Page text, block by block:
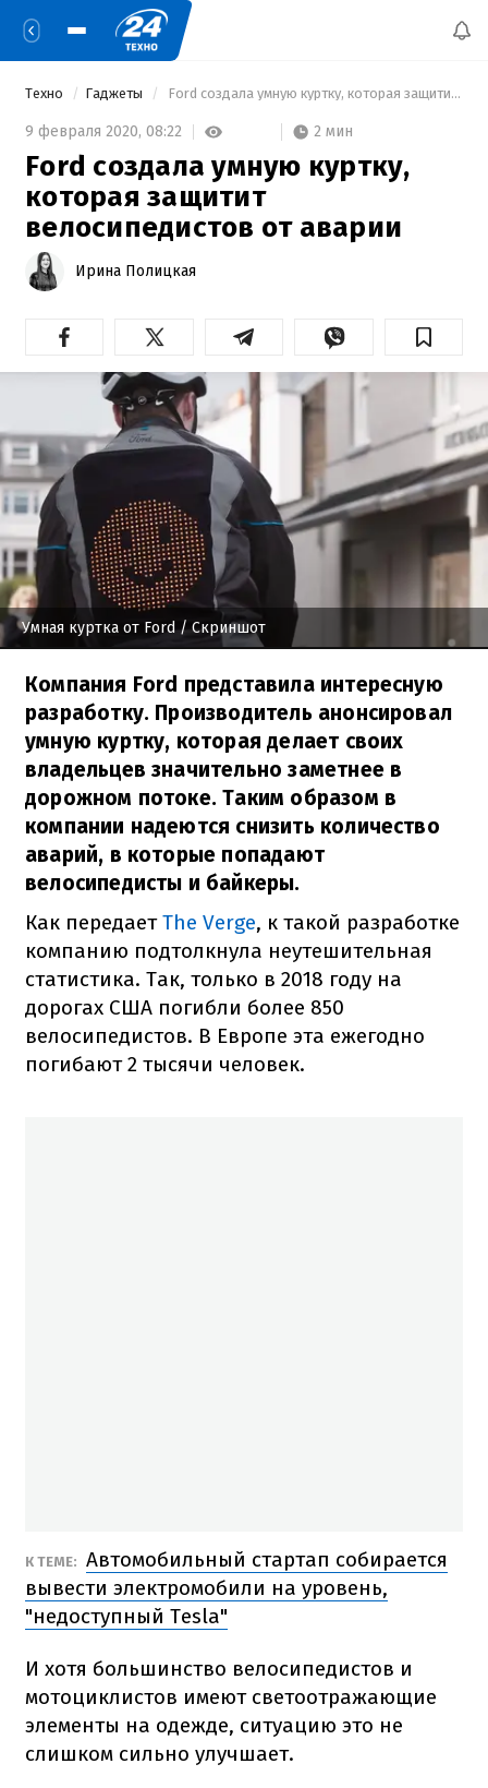
Техно Гаджеты Ford создала умную куртку, которая защитит велосипедистов от аварии
9 февраля 2020, 08:22 2 мин
Ford создала умную куртку,
которая защитит
велосипедистов от аварии
Ирина Полицкая
Умная куртка от Ford/ Скриншот
Компания Ford представила интересную
разработку. Производитель анонсировал
умную куртку, которая делает своих
владельцев значительно заметнее в
дорожном потоке. Таким образом в
компании надеются снизить количество
аварий, в которые попадают
велосипедисты и байкеры.
Как передаетThe Verge, к такой разработке
компанию подтолкнула неутешительная
статистика. Так, только в 2018 году на
дорогах США погибли более 850
велосипедистов. В Европе эта ежегодно
погибают 2 тысячи человек.
К ТЕМЕ: Автомобильный стартап собирается
вывести электромобили на уровень,
"недоступный Tesla"
И хотя большинство велосипедистов и
мотоциклистов имеют светоотражающие
элементы на одежде, ситуацию это не
слишком сильно улучшает.